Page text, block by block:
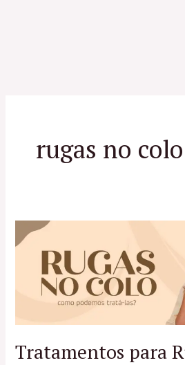
rugas no colo
Tratamentos para
Tratamentos
para